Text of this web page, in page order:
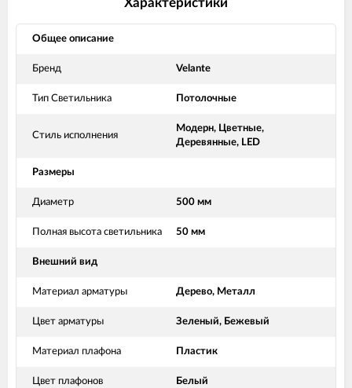
Характеристики
Общее описание
Бренд Velante
Тип Светильника Потолочные
Стиль исполнения
Модерн, Цветные,
Деревянные, LED
Размеры
Диаметр 500 мм
Полная высота светильника 50 мм
Внешний вид
Материал арматуры Дерево, Металл
Цвет арматуры Зеленый, Бежевый
Материал плафона Пластик
Цвет плафонов Белый